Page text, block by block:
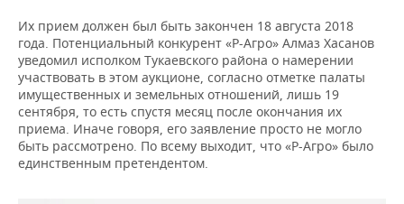
Их прием должен был быть закончен 18 августа 2018
года. Потенциальный конкурент «Р-Агро» Алмаз Хасанов
уведомил исполком Тукаевского района о намерении
участвовать в этом аукционе, согласно отметке палаты
имущественных и земельных отношений, лишь 19
сентября, то есть спустя месяц после окончания их
приема. Иначе говоря, его заявление просто не могло
быть рассмотрено. По всему выходит, что «Р-Агро» было
единственным претендентом.